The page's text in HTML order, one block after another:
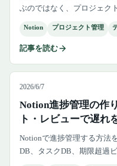
ぶのではなく、プロジェク
Notion プロジェクト管理
記事を読む
2026/6/7
Notion進捗管理の作
ト・レビューで遅れ
Notionで進捗管理する方法
DB、タスクDB、期限超過